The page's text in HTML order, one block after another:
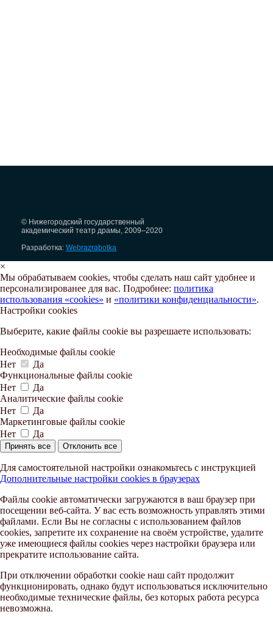
© Нижегородский государственный
академический театр драмы, 2009–2020
Разработка: Webrazrabotka
×
Мы обрабатываем cookies, чтобы сделать наш сайт удобнее и
персонализированее для вас. Подробнее: политика
использования «cookies» и «политики конфиденциальности».
Настройки cookies
Выберите, какие файлы cookie вы разрешаете использовать:
Необходимые файлы cookie
Нет
Да
Функциональные файлы cookie
Нет
Да
Аналитические файлы cookie
Нет
Да
Маркетинговые файлы cookie
Нет
Да
Принять все Отклонить все
Для самостоятельной настройки ознакомьтесь с инструкцией
Дополнительные настройки cookies в браузерах
Файлы cookie автоматически загружаются в ваш браузер при
посещении веб-сайта. У вас есть возможность управлять этими
файлами. Если Вы не согласны с использованием файлов
cookies, запретите их сохранение на своём устройстве, удалите
уже имеющиеся файлы cookies через настройки браузера или
прекратите использование сайта.
При отключении обработки cookie наш сайт продолжит
функционировать, однако будут использоваться исключительно
необходимые технические файлы, без которых работа ресурса
невозможна.